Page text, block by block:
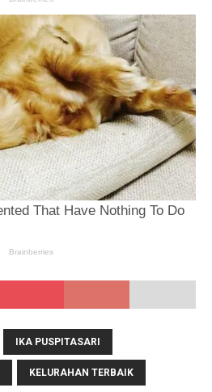
IKA PUSPITASARI
KELURAHAN TERBAIK